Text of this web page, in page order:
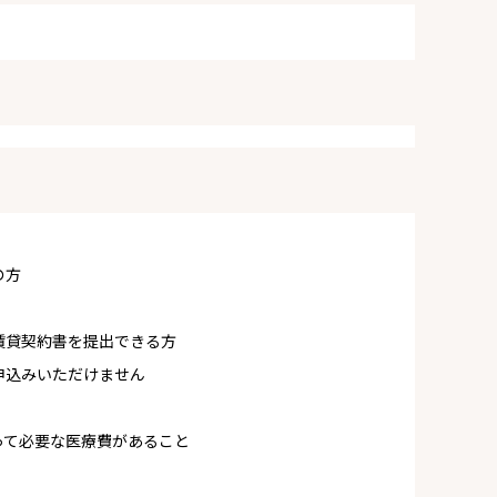
方
契約書を提出できる方
みいただけません
必要な医療費があること